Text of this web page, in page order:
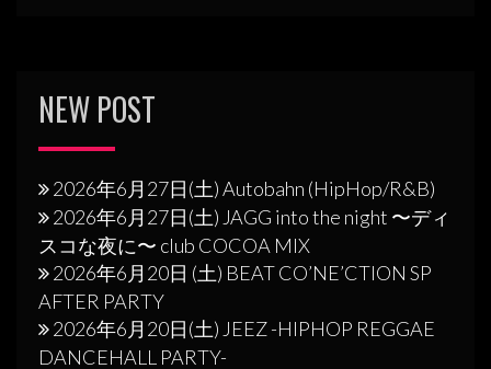
NEW POST
2026年6月27日(土) Autobahn (HipHop/R&B)
2026年6月27日(土) JAGG into the night 〜ディ
スコな夜に〜 club COCOA MIX
2026年6月20日 (土) BEAT CO’NE’CTION SP
AFTER PARTY
2026年6月20日(土) JEEZ -HIPHOP REGGAE
DANCEHALL PARTY-